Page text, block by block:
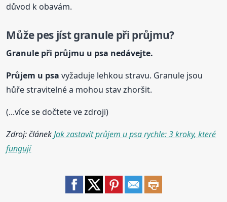
důvod k obavám.
Může pes jíst granule při průjmu?
Granule při průjmu u psa nedávejte.
Průjem u psa vyžaduje lehkou stravu. Granule jsou
hůře stravitelné a mohou stav zhoršit.
(...více se dočtete ve zdroji)
Zdroj: článekJak zastavit průjem u psa rychle: 3 kroky, které
fungují